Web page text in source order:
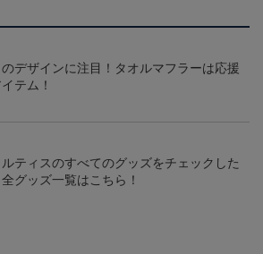
デザインに注目！タオルマフラーは応援
テム！
ティスのすべてのグッズをチェックした
グッズ一覧はこちら！